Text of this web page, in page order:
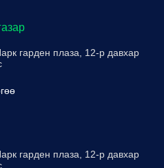
гарден плаза, 12-р давхар
гарден плаза, 12-р давхар